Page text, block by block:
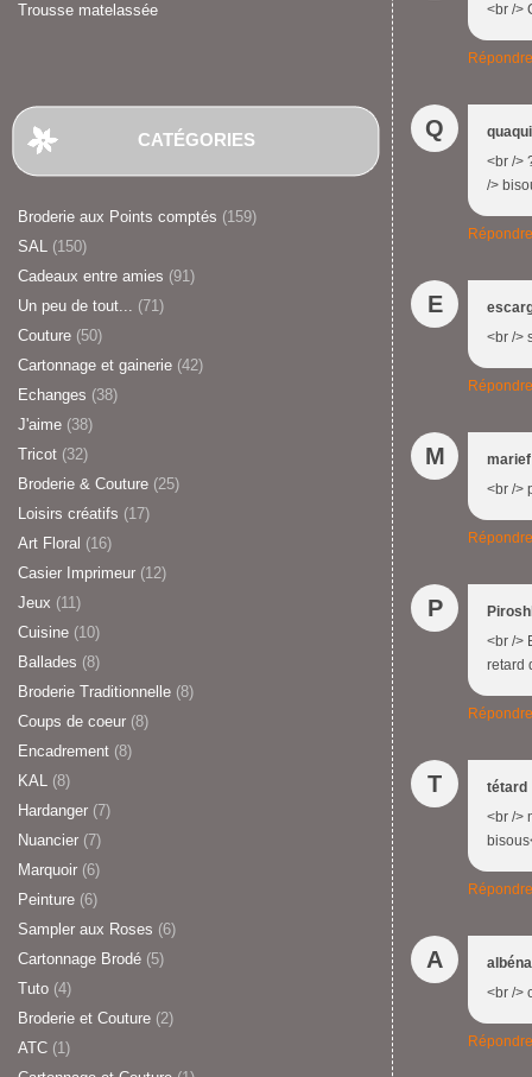
Trousse matelassée
CATÉGORIES
Broderie aux Points comptés (159)
SAL (150)
Cadeaux entre amies (91)
Un peu de tout... (71)
Couture (50)
Cartonnage et gainerie (42)
Echanges (38)
J'aime (38)
Tricot (32)
Broderie & Couture (25)
Loisirs créatifs (17)
Art Floral (16)
Casier Imprimeur (12)
Jeux (11)
Cuisine (10)
Ballades (8)
Broderie Traditionnelle (8)
Coups de coeur (8)
Encadrement (8)
KAL (8)
Hardanger (7)
Nuancier (7)
Marquoir (6)
Peinture (6)
Sampler aux Roses (6)
Cartonnage Brodé (5)
Tuto (4)
Broderie et Couture (2)
ATC (1)
<br />
Répondre
Q
<br />
/>
Répondre
E
<br />
Répondre
M
marief
<br />
Répondre
P
<br />
retard
Répondre
T
tétard
<br />
Répondre
A
albéna
<br />
Répondre